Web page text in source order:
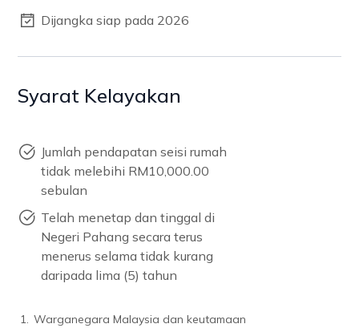
Dijangka siap pada 2026
Syarat Kelayakan
Jumlah pendapatan seisi rumah
tidak melebihi RM10,000.00
sebulan
Telah menetap dan tinggal di
Negeri Pahang secara terus
menerus selama tidak kurang
daripada lima (5) tahun
1. Warganegara Malaysia dan keutamaan